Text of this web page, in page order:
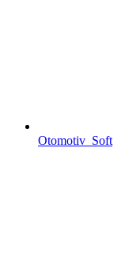
Otomotiv_Soft